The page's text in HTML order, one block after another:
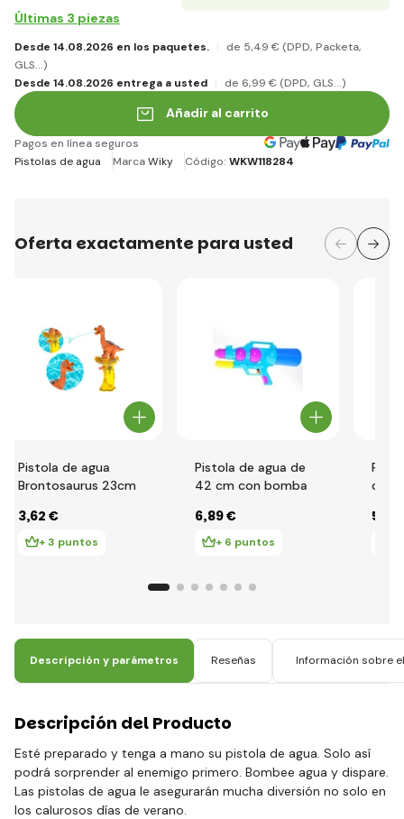
Últimas 3 piezas
Desde 14.08.2026 en los paquetes. de 5,49 € (DPD, Packeta,
GLS...)
Desde 14.08.2026 entrega a usted
de 6,99 € (DPD, GLS...)
Añadir al carrito
Pagos en línea seguros
Pistolas de agua
MarcaWiky Código: WKW118284
Oferta exactamente para usted
Pistola de agua
Brontosaurus 23cm
3,62 €
+ 3 puntos
Pistola de agua de
42 cm con bomba
6,89 €
+ 6 puntos
cm
5
Descripción y parámetros Reseñas Información sobre
Descripción del Producto
Esté preparado y tenga a mano su pistola de agua. Solo así
podrá sorprender al enemigo primero. Bombee agua y dispare.
Las pistolas de agua le asegurarán mucha diversión no solo en
los calurosos días de verano.